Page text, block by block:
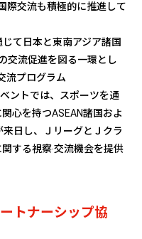
際交流も積極的に推進して
て日本と東南アジア諸国
交流促進を図る一環とし
流プログラム
ントでは、スポーツを通
心を持つASEAN諸国およ
日し、ＪリーグとＪクラ
する視察‧交流機会を提供
トナーシップ協